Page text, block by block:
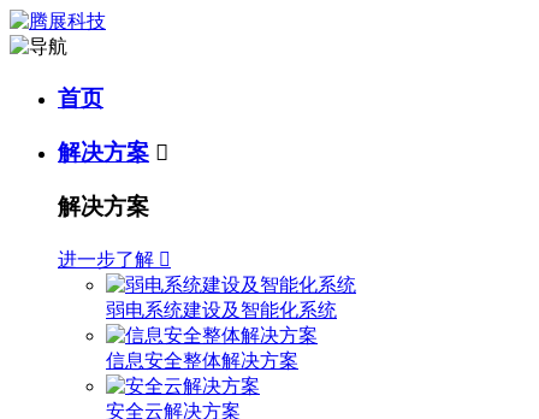
首页
解决方案 
解决方案
进一步了解 
弱电系统建设及智能化系统
信息安全整体解决方案
安全云解决方案